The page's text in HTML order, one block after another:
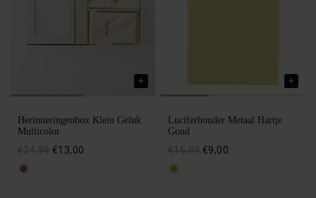
Herinneringenbox Klein Geluk
Multicolor
€24,99 €13,00
Luciferhouder Metaal Hartje
Goud
€16,99 €9,00